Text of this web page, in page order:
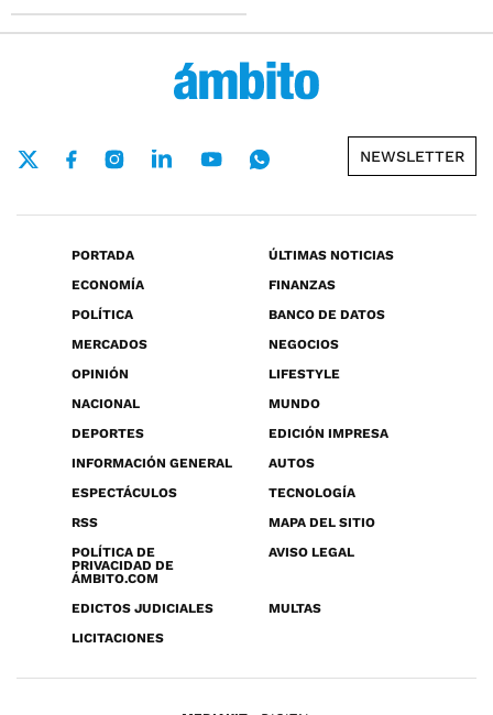
NEWSLETTER
PORTADA
ÚLTIMAS NOTICIAS
ECONOMÍA
FINANZAS
POLÍTICA
BANCO DE DATOS
MERCADOS
NEGOCIOS
OPINIÓN
LIFESTYLE
NACIONAL
MUNDO
DEPORTES
EDICIÓN IMPRESA
INFORMACIÓN GENERAL
AUTOS
ESPECTÁCULOS
TECNOLOGÍA
RSS
MAPA DEL SITIO
POLÍTICA DE
PRIVACIDAD DE
ÁMBITO.COM
AVISO LEGAL
EDICTOS JUDICIALES
MULTAS
LICITACIONES